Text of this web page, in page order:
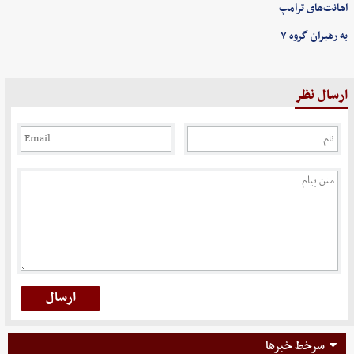
اهانت‌های ترامپ
به رهبران گروه ۷
ارسال نظر
سرخط خبرها